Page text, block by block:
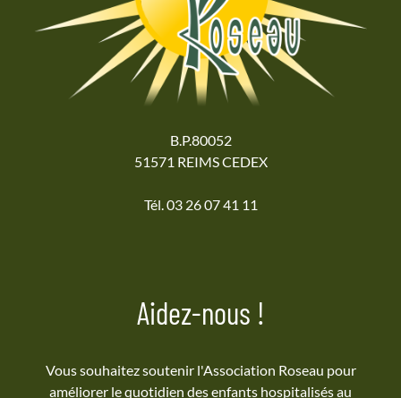
B.P.80052
51571 REIMS CEDEX
Tél. 03 26 07 41 11
Aidez-nous !
Vous souhaitez soutenir l'Association Roseau pour
améliorer le quotidien des enfants hospitalisés au